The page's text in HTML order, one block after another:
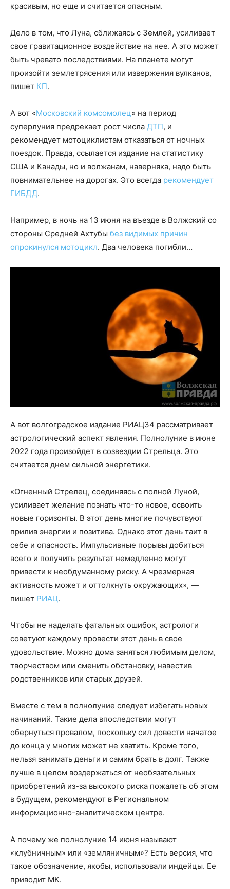
красивым, но еще и считается опасным.
Дело в том, что Луна, сближаясь с Землей, усиливает
свое гравитационное воздействие на нее. А это может
быть чревато последствиями. На планете могут
произойти землетрясения или извержения вулканов,
пишет КП.
А вот «Московский комсомолец» на период
суперлуния предрекает рост числа ДТП, и
рекомендует мотоциклистам отказаться от ночных
поездок. Правда, ссылается издание на статистику
США и Канады, но и волжанам, наверняка, надо быть
повнимательнее на дорогах. Это всегда рекомендует
ГИБДД.
Например, в ночь на 13 июня на въезде в Волжский со
стороны Средней Ахтубы без видимых причин
опрокинулся мотоцикл. Два человека погибли…
А вот волгоградское издание РИАЦ34 рассматривает
астрологический аспект явления. Полнолуние в июне
2022 года произойдет в созвездии Стрельца. Это
считается днем сильной энергетики.
«Огненный Стрелец, соединяясь с полной Луной,
усиливает желание познать что-то новое, освоить
новые горизонты. В этот день многие почувствуют
прилив энергии и позитива. Однако этот день таит в
себе и опасность. Импульсивные порывы добиться
всего и получить результат немедленно могут
привести к необдуманному риску. А чрезмерная
активность может и оттолкнуть окружающих», —
пишет РИАЦ.
Чтобы не наделать фатальных ошибок, астрологи
советуют каждому провести этот день в свое
удовольствие. Можно дома заняться любимым делом,
творчеством или сменить обстановку, навестив
родственников или старых друзей.
Вместе с тем в полнолуние следует избегать новых
начинаний. Такие дела впоследствии могут
обернуться провалом, поскольку сил довести начатое
до конца у многих может не хватить. Кроме того,
нельзя занимать деньги и самим брать в долг. Также
лучше в целом воздержаться от необязательных
приобретений из-за высокого риска пожалеть об этом
в будущем, рекомендуют в Региональном
информационно-аналитическом центре.
А почему же полнолуние 14 июня называют
«клубничным» или «земляничным»? Есть версия, что
такое обозначение, якобы, использовали индейцы. Ее
приводит МК.